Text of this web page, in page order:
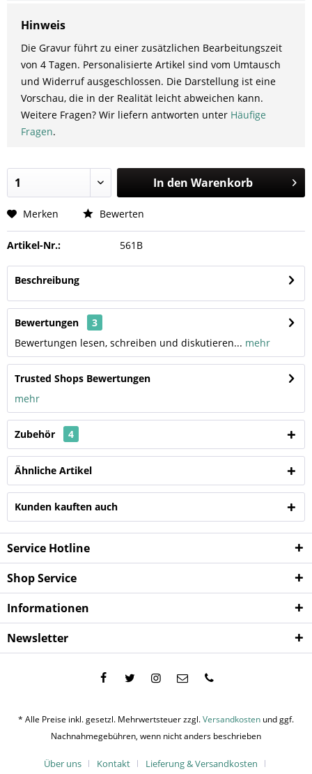
Hinweis
Die Gravur führt zu einer zusätzlichen Bearbeitungszeit
von 4 Tagen. Personalisierte Artikel sind vom Umtausch
und Widerruf ausgeschlossen. Die Darstellung ist eine
Vorschau, die in der Realität leicht abweichen kann.
Weitere Fragen? Wir liefern antworten unter Häufige
Fragen.
In den Warenkorb
Merken Bewerten
Artikel-Nr.: 561B
Beschreibung
Bewertungen
3
Bewertungen lesen, schreiben und diskutieren... mehr
Trusted Shops Bewertungen
mehr
Zubehör 4
Ähnliche Artikel
Kunden kauften auch
Service Hotline
Shop Service
Informationen
Newsletter
* Alle Preise inkl. gesetzl. Mehrwertsteuer zzgl.Versandkosten und ggf.
Nachnahmegebühren, wenn nicht anders beschrieben
Über uns Kontakt Lieferung & Versandkosten